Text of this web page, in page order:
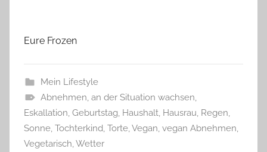
Eure Frozen
Mein Lifestyle
Abnehmen, an der Situation wachsen,
Eskallation, Geburtstag, Haushalt, Hausrau, Regen,
Sonne, Tochterkind, Torte,Vegan, vegan Abnehmen,
Vegetarisch,Wetter